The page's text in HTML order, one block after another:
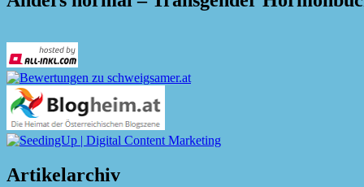
Artikelarchiv